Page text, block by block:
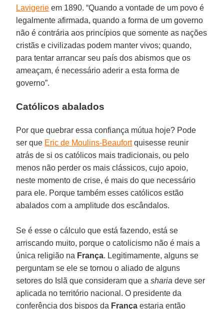
Lavigerie em 1890. “Quando a vontade de um povo é
legalmente afirmada, quando a forma de um governo
não é contrária aos princípios que somente as nações
cristãs e civilizadas podem manter vivos; quando,
para tentar arrancar seu país dos abismos que os
ameaçam, é necessário aderir a esta forma de
governo”.
Católicos abalados
Por que quebrar essa confiança mútua hoje? Pode
ser que Eric de Moulins-Beaufortquisesse reunir
atrás de si os católicos mais tradicionais, ou pelo
menos não perder os mais clássicos, cujo apoio,
neste momento de crise, é mais do que necessário
para ele. Porque também esses católicos estão
abalados com a amplitude dos escândalos.
Se é esse o cálculo que está fazendo, está se
arriscando muito, porque o catolicismo não é mais a
única religião na França. Legitimamente, alguns se
perguntam se ele se tornou o aliado de alguns
setores do Islã que consideram que asharia deve ser
aplicada no território nacional. O presidente da
conferência dos bispos da França estaria então